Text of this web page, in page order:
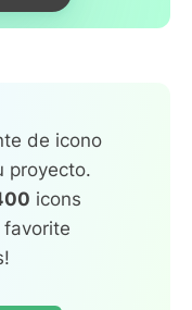
de icono
proyecto.
icons